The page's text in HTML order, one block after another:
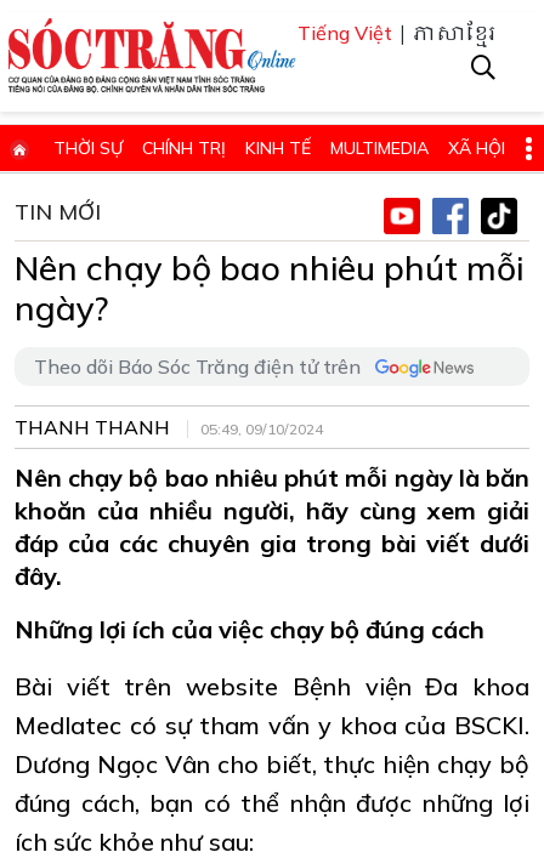
Tiếng Việt | ភាសាខ្មែរ
THỜI SỰ CHÍNH TRỊ KINH TẾ MULTIMEDIA XÃ HỘI
GIÁO DỤC - KHOA HỌC & CÔNG NGHỆ
QUỐC PHÒNG - AN NINH QUỐC TẾ SỨC KHỎE VÀ ĐỜI SỐNG
VĂN HÓA - THỂ THAO - DU LỊCH CHUYÊN ĐỀ
ĐIỂM BÁO - TIN VẮN ĐỊA PHƯƠNG
THÔNG BÁO - QUẢNG CÁO CHUYÊN TRANG
HỌC TẬP VÀ LÀM THEO TƯ TƯỞNG, ĐẠO ĐỨC, PHONG CÁCH HỒ
ĐẶT BÁO GIẤY ONLINE
TIN MỚI
Nên chạy bộ bao nhiêu phút mỗi
ngày?
Theo dõi Báo Sóc Trăng điện tử trên
THANH THANH 05:49, 09/10/2024
Nên chạy bộ bao nhiêu phút mỗi ngày là băn
khoăn của nhiều người, hãy cùng xem giải
đáp của các chuyên gia trong bài viết dưới
đây.
Những lợi ích của việc chạy bộ đúng cách
Bài viết trên website Bệnh viện Đa khoa
Medlatec có sự tham vấn y khoa của BSCKI.
Dương Ngọc Vân cho biết, thực hiện chạy bộ
đúng cách, bạn có thể nhận được những lợi
ích sức khỏe như sau: